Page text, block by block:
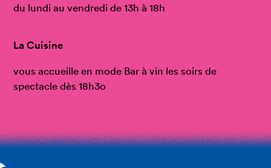
du lundi au vendredi de 13h à 18h
La Cuisine
vous accueille en mode Bar à vin les soirs de
spectacle dès 18h3o